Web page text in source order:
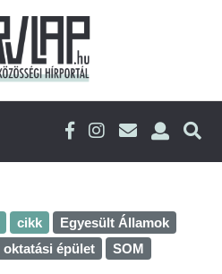
cikk
Egyesült Államok
oktatási épület SOM